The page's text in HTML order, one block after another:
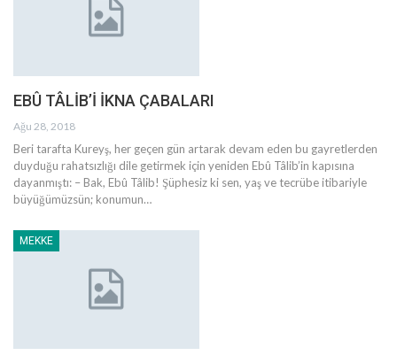
EBÛ TÂLİB’İ İKNA ÇABALARI
Ağu 28, 2018
Beri tarafta Kureyş, her geçen gün artarak devam eden bu gayretlerden
duyduğu rahatsızlığı dile getirmek için yeniden Ebû Tâlib’in kapısına
dayanmıştı: – Bak, Ebû Tâlib! Şüphesiz ki sen, yaş ve tecrübe itibariyle
büyüğümüzsün; konumun…
MEKKE